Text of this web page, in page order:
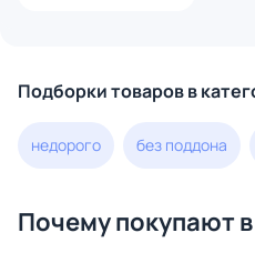
Подборки товаров в
недорого без поддона
Почему покупают